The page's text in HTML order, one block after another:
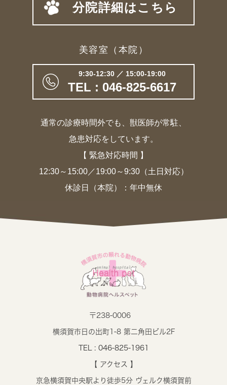
分院詳細はこちら
美容室（本院）
9:30-12:30 ／ 15:00-19:00
TEL : 046-825-6617
通常の診療時間外でも、獣医師が常駐、
急患対応をしています。
【 緊急対応時間 】
12:30～15:00／19:00～9:30（土日対応）
休診日（本院）：年中無休
〒238-0006
横須賀市日の出町1-8 第二角田ビル2F
TEL : 046-825-1961
【 アクセス 】
京急横須賀中央駅より徒歩5分 ヴェルク横須賀前